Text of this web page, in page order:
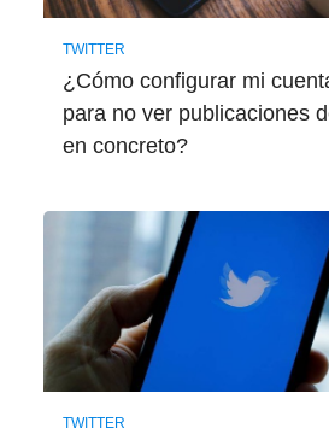
TWITTER
¿Cómo configurar mi
para no ver publicaciones
en concreto?
TWITTER